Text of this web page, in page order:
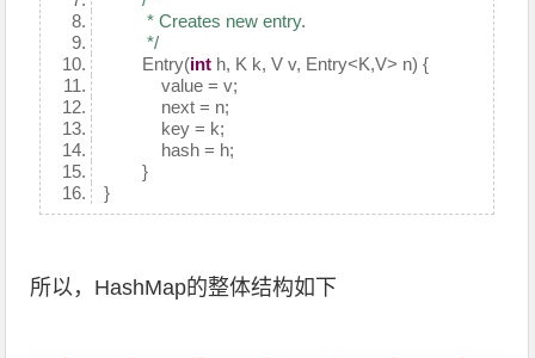
* Creates new entry.
*/
Entry(int h, K k, V v, Entry<K,V> n) {
value = v;
next = n;
key = k;
hash = h;
}
}
所以，HashMap的整体结构如下